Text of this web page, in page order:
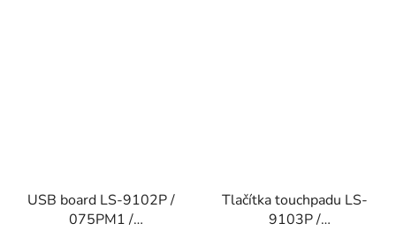
USB board LS-9102P /
075PM1 /
Tlačítka touchpadu LS-
9103P /